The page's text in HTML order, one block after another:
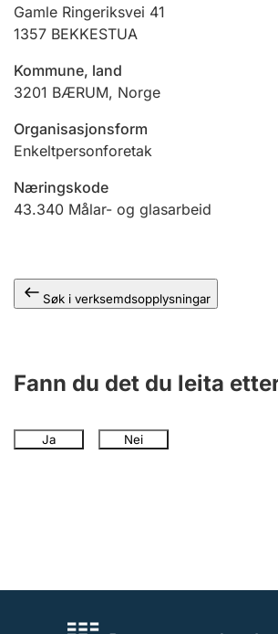
Jeger
Ektepaktrettleiaren
Andre tema
Gamle Ringeriksvei 41
1357 BEKKESTUA
Kommune, land
3201 BÆRUM, Norge
Organisasjonsform
Enkeltpersonforetak
Næringskode
43.340 Målar- og glasarbeid
Søk i verksemdsopplysningar
Fann du det du leita
Ja Nei